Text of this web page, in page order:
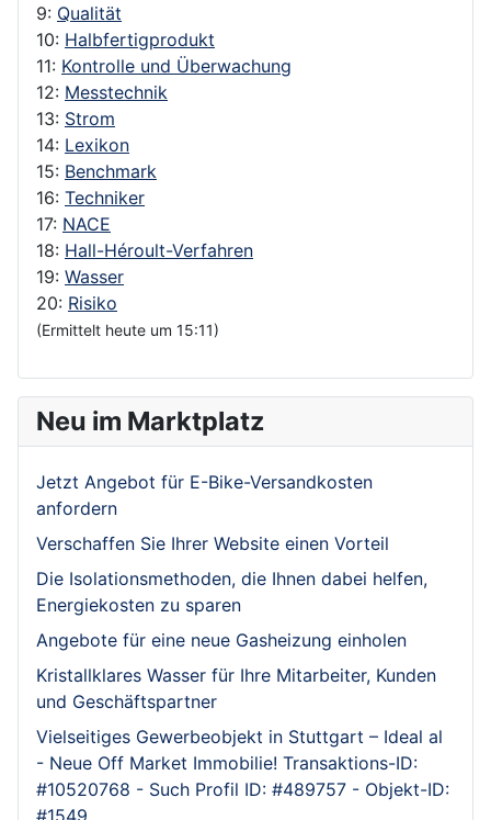
9: Qualität
10: Halbfertigprodukt
11: Kontrolle und Überwachung
12: Messtechnik
13: Strom
14: Lexikon
15: Benchmark
16: Techniker
17: NACE
18: Hall-Héroult-Verfahren
19: Wasser
20: Risiko
(Ermittelt heute um 15:11)
Neu im Marktplatz
Jetzt Angebot für E-Bike-Versandkosten
anfordern
Verschaffen Sie Ihrer Website einen Vorteil
Die Isolationsmethoden, die Ihnen dabei helfen,
Energiekosten zu sparen
Angebote für eine neue Gasheizung einholen
Kristallklares Wasser für Ihre Mitarbeiter, Kunden
und Geschäftspartner
Vielseitiges Gewerbeobjekt in Stuttgart – Ideal al
- Neue Off Market Immobilie! Transaktions-ID:
#10520768 - Such Profil ID: #489757 - Objekt-ID:
#1549